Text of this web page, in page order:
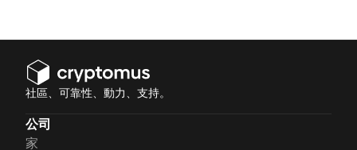
社區、可靠性、動力、支持。
公司
家